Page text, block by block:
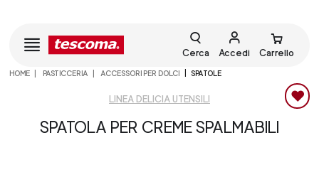
Cerca Accedi Carrello
HOME PASTICCERIA ACCESSORI PER DOLCI SPATOLE
LINEA DELICIA UTENSILI
SPATOLA PER CREME SPALMABILI